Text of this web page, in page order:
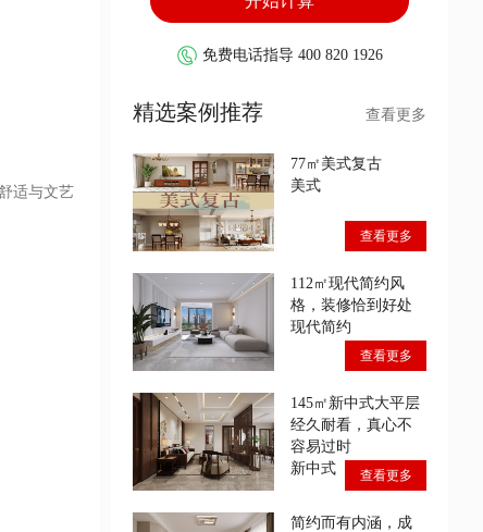
适与文艺
免费电话指导 400 820 1926
精选案例推荐 查看更多
77㎡美式复古
美式
查看更多
112㎡现代简约风
格，装修恰到好处
现代简约
查看更多
145㎡新中式大平层
经久耐看，真心不
容易过时
新中式
查看更多
简约而有内涵，成